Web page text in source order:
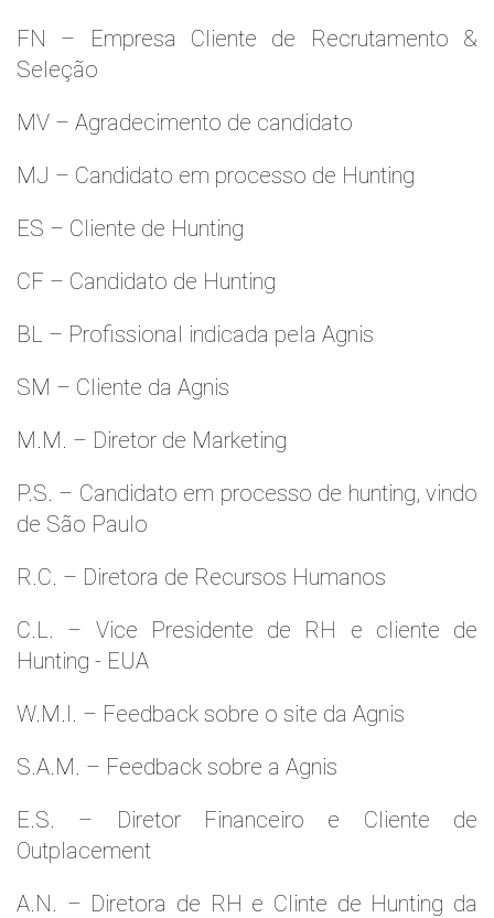
FN – Empresa Cliente de Recrutamento &
Seleção
MV – Agradecimento de candidato
MJ – Candidato em processo de Hunting
ES – Cliente de Hunting
CF – Candidato de Hunting
BL – Profissional indicada pela Agnis
SM – Cliente da Agnis
M.M. – Diretor de Marketing
P.S. – Candidato em processo de hunting, vindo
de São Paulo
R.C. – Diretora de Recursos Humanos
C.L. – Vice Presidente de RH e cliente de
Hunting - EUA
W.M.l. – Feedback sobre o site da Agnis
S.A.M. – Feedback sobre a Agnis
E.S. – Diretor Financeiro e Cliente de
Outplacement
A.N. – Diretora de RH e Clinte de Hunting da